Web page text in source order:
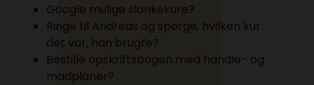
Google mulige slankekure?
Ringe til Andreas og spørge, hvilken kur
det var, han brugte?
Bestille opskriftsbogen med handle- og
madplaner?